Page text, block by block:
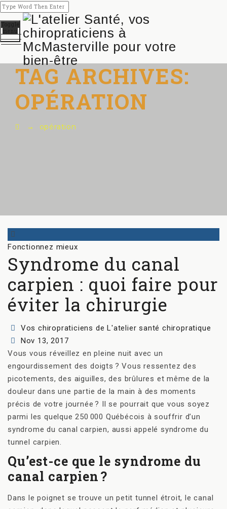
Toggle
menu
TAG ARCHIVES:
OPÉRATION
→ opération
Categories
Fonctionnez mieux
Syndrome du canal
carpien : quoi faire pour
éviter la chirurgie
Author
Vos chiropraticiens de L'atelier santé chiropratique
Posted
on
Nov 13, 2017
Vous vous réveillez en pleine nuit avec un
engourdissement des doigts ? Vous ressentez des
picotements, des aiguilles, des brûlures et même de la
douleur dans une partie de la main à des moments
précis de votre journée ? Il se pourrait que vous soyez
parmi les quelque 250 000 Québécois à souffrir d’un
syndrome du canal carpien, aussi appelé syndrome du
tunnel carpien.
Qu’est-ce que le syndrome du
canal carpien?
Dans le poignet se trouve un petit tunnel étroit, le canal